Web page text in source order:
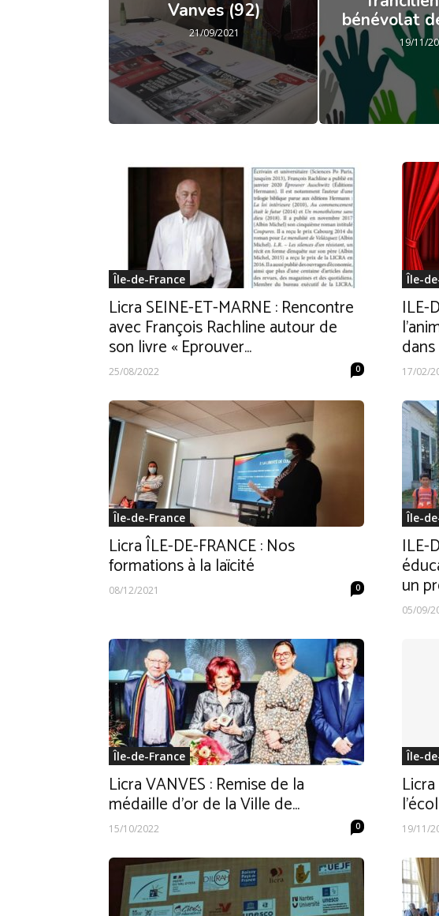
Vanves (92)
21/09/2021
bénévolat
19/11/
Île-de-France
Licra SEINE-ET-MARNE : Rencontre
avec François Rachline autour de
son livre « Eprouver...
25/08/2022 0
Île-
ILE-
dans
17/02/
Île-de-France
Licra ÎLE-DE-FRANCE : Nos
formations à la laïcité
08/12/2021 0
Île-
ILE-
un
05/09/
Île-de-France
Licra VANVES : Remise de la
médaille d’or de la Ville de...
15/10/2022 0
Île-
19/11/